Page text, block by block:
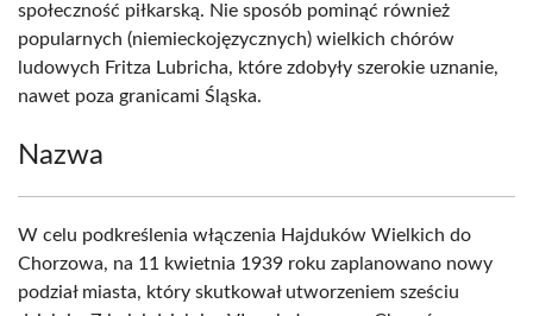
społeczność piłkarską. Nie sposób pominąć również
popularnych (niemieckojęzycznych) wielkich chórów
ludowych Fritza Lubricha, które zdobyły szerokie uznanie,
nawet poza granicami Śląska.
Nazwa
W celu podkreślenia włączenia Hajduków Wielkich do
Chorzowa, na 11 kwietnia 1939 roku zaplanowano nowy
podział miasta, który skutkował utworzeniem sześciu